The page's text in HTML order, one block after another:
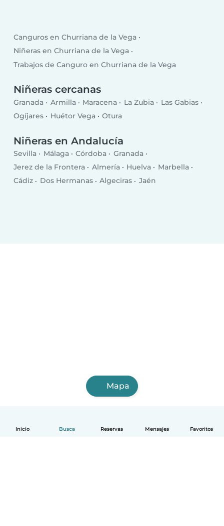
Inicio Busca Reservas Mensajes Favoritos
Canguros en Churriana de la Vega
Niñeras en Churriana de la Vega
Trabajos de Canguro en Churriana de la Vega
Niñeras cercanas
Granada Armilla Maracena La Zubia
Las Gabias
Ogíjares
Huétor Vega Otura
Niñeras en Andalucía
Sevilla Málaga Córdoba
Granada
Jerez de la Frontera
Almería Huelva
Marbella
Cádiz
Dos Hermanas Algeciras Jaén
Mapa